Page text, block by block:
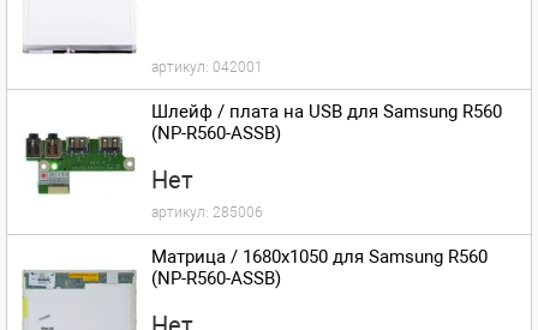
артикул: 042001
Шлейф / плата на USB для Samsung R560
(NP-R560-ASSB)
Нет
артикул: 285006
Матрица / 1680x1050 для Samsung R560
(NP-R560-ASSB)